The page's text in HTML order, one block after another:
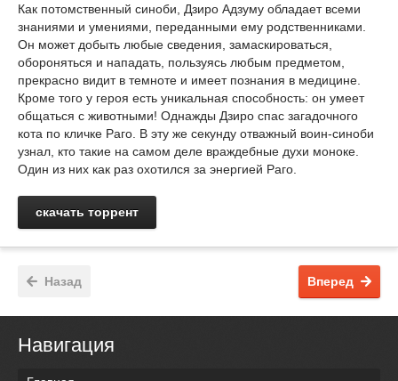
Как потомственный синоби, Дзиро Адзуму обладает всеми
знаниями и умениями, переданными ему родственниками.
Он может добыть любые сведения, замаскироваться,
обороняться и нападать, пользуясь любым предметом,
прекрасно видит в темноте и имеет познания в медицине.
Кроме того у героя есть уникальная способность: он умеет
общаться с животными! Однажды Дзиро спас загадочного
кота по кличке Раго. В эту же секунду отважный воин-синоби
узнал, кто такие на самом деле враждебные духи моноке.
Один из них как раз охотился за энергией Раго.
скачать торрент
Назад Вперед
Навигация